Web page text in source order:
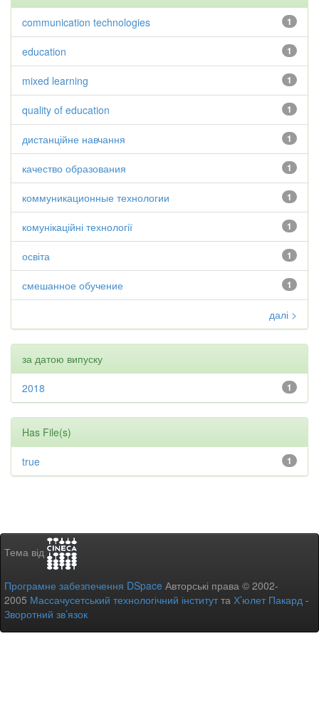
1
communication technologies
1
education
1
mixed learning
1
quality of education
1
дистанційне навчання
1
качество образования
1
коммуникационные технологии
1
комунікаційні технології
1
освіта
1
смешанное обучение
далі >
за датою випуску
1
2018
Has File(s)
1
true
Тема від
Програмне забезпечення DSpace Авторські права © 2002-
2005 Массачусетський технологічний інститутта Х’юлет Пакард -
Зворотний зв’язок